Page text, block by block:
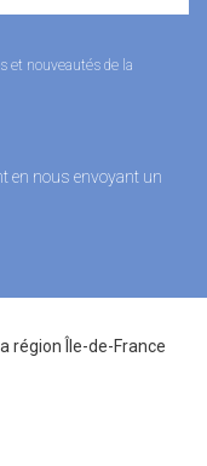
et nouveautés de la
en nous envoyant un
région Île-de-France